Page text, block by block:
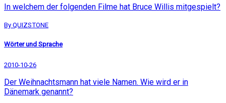
In welchem der folgenden Filme hat Bruce Willis mitgespielt?
By QUIZSTONE
Wörter und Sprache
2010-10-26
Der Weihnachtsmann hat viele Namen. Wie wird er in
Dänemark genannt?